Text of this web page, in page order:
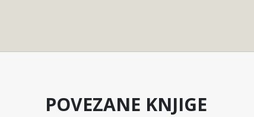
POVEZANE KNJIGE